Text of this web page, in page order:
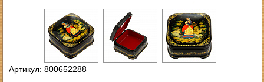
Артикул: 800652288